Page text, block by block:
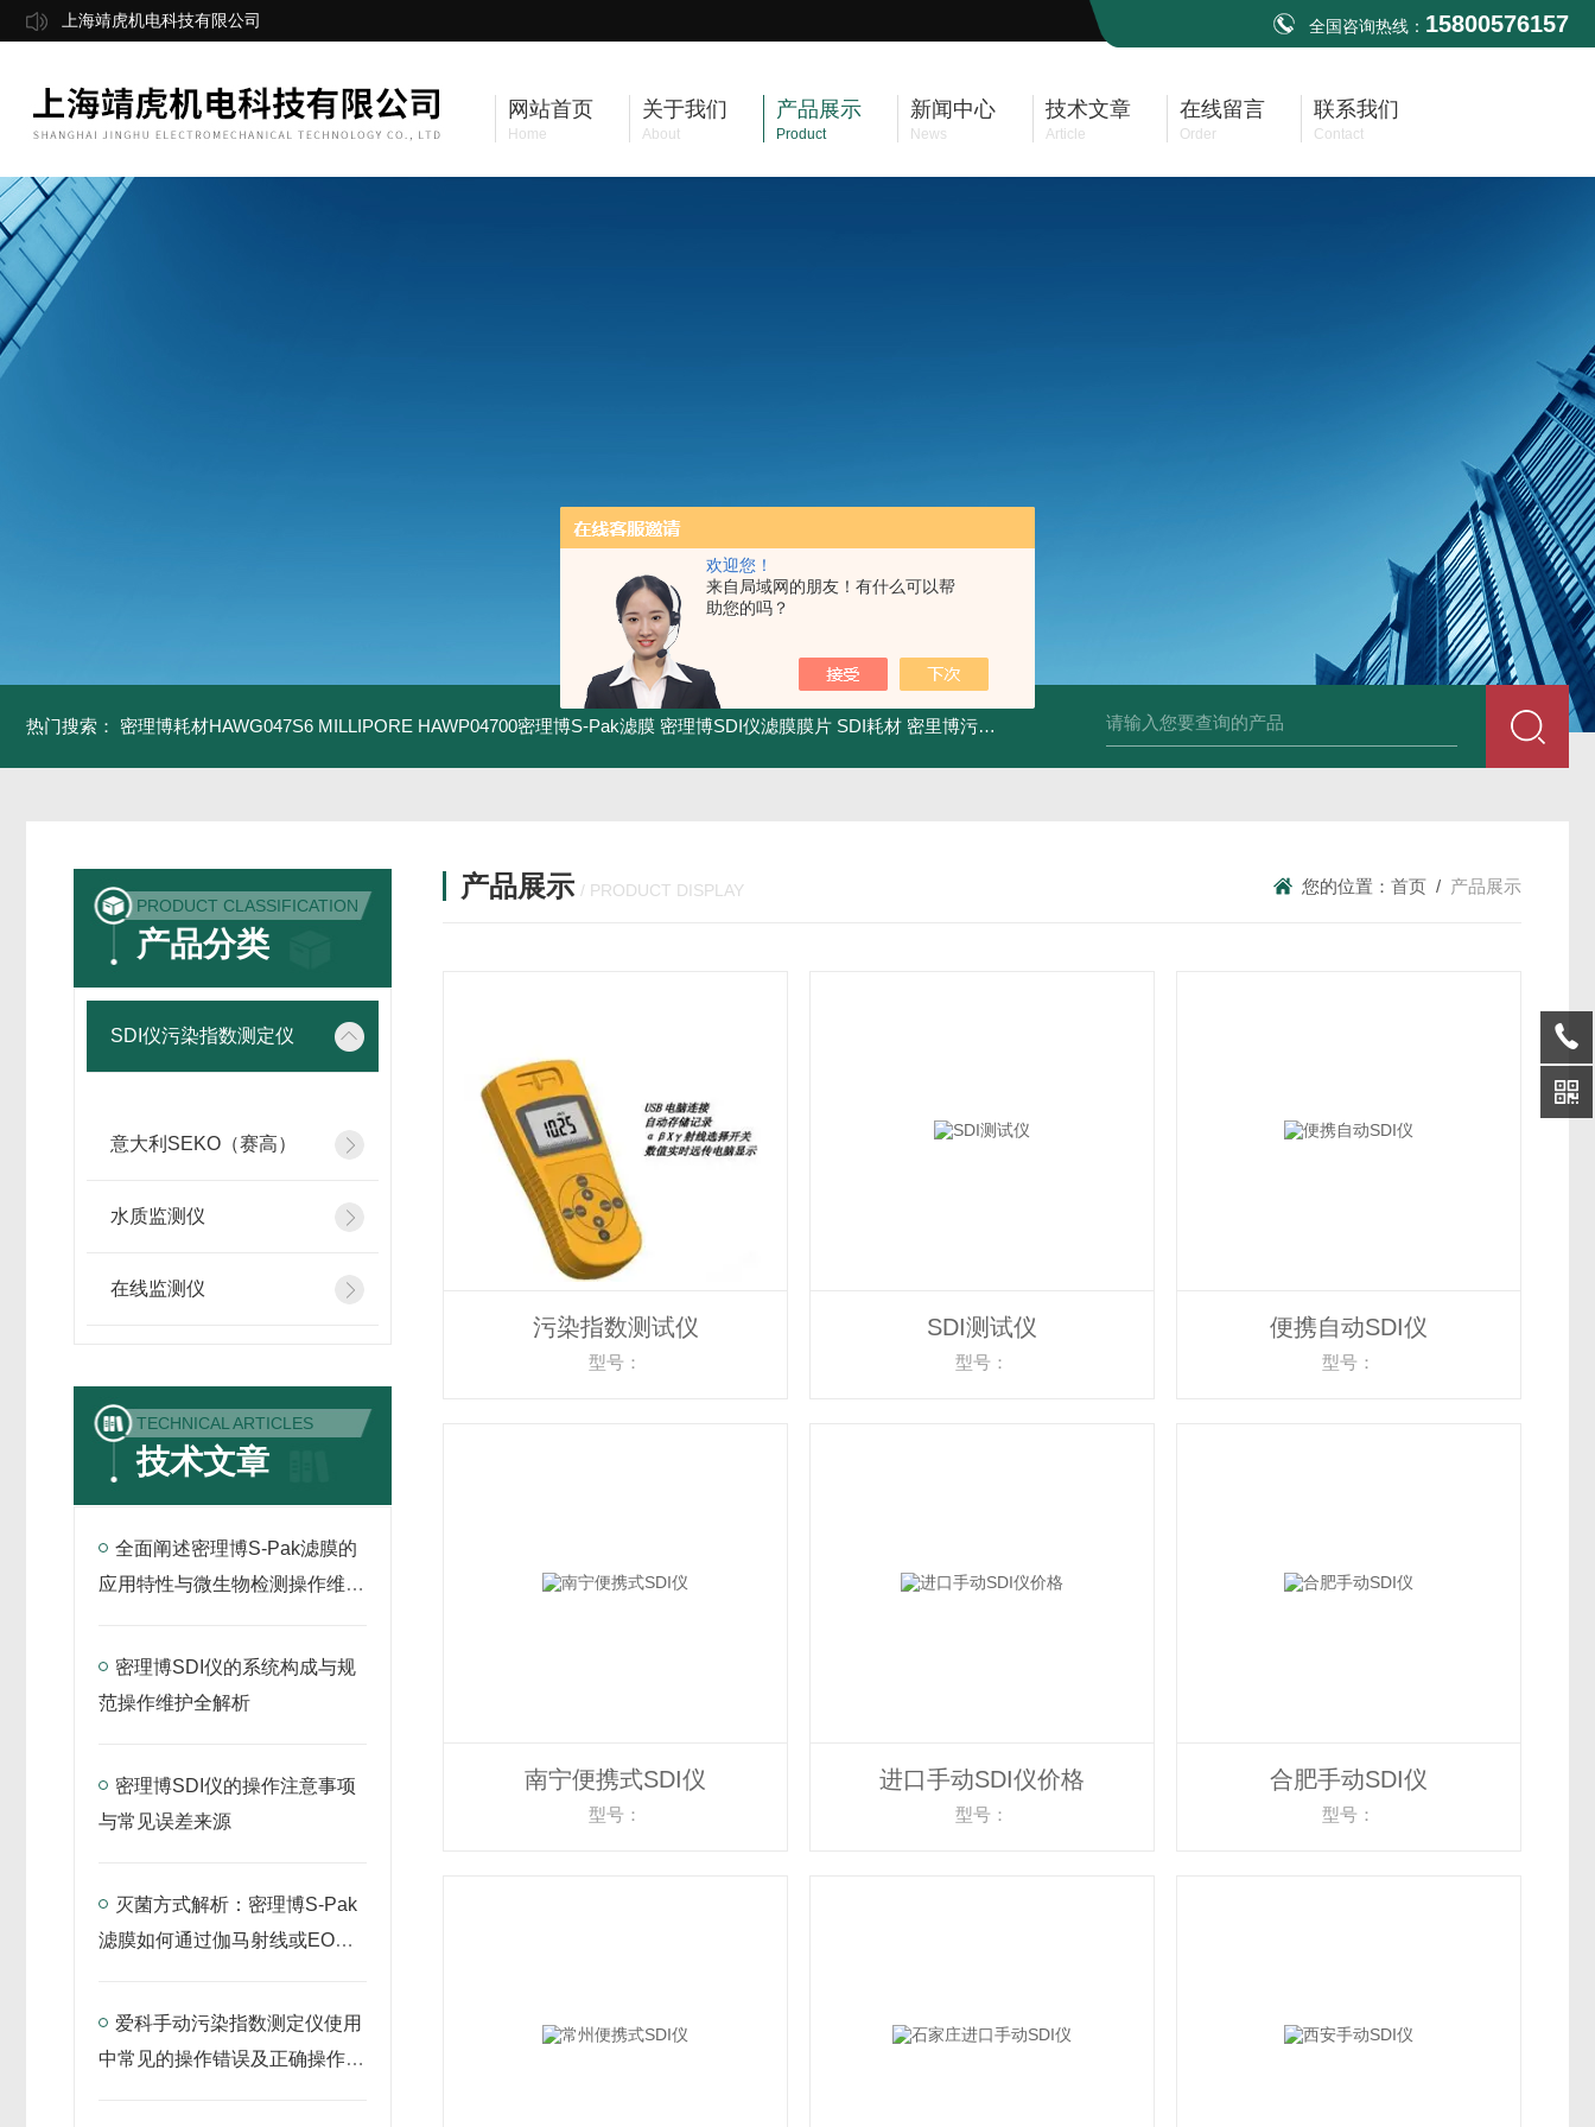
欢迎您！
来自局域网的朋友！有什么可以帮
助您的吗？
上海靖虎机电科技有限公司 全国咨询热线： 15800576157
网站首页
Home
关于我们
About
产品展示
Product
新闻中心
News
技术文章
Article
在线留言
Order
联系我们
Contact
热门搜索： 密理博耗材HAWG047S6 MILLIPORE HAWP04700密理博S-Pak滤膜 密理博SDI仪滤膜膜片 SDI耗材 密里博污染指数测定仪 全自动在线SDI仪 爱科污染指数测定仪 爱科手动污染指数测定仪
PRODUCT CLASSIFICATION
产品分类
SDI仪污染指数测定仪
意大利SEKO（赛高）
水质监测仪
在线监测仪
TECHNICAL ARTICLES
技术文章
全面阐述密理博S-Pak滤膜的
应用特性与微生物检测操作维护
密理博SDI仪的系统构成与规
范操作维护全解析
密理博SDI仪的操作注意事项
与常见误差来源
灭菌方式解析：密理博S-Pak
滤膜如何通过伽马射线或EO灭
爱科手动污染指数测定仪使用
中常见的操作错误及正确操作示
产品展示 / PRODUCT DISPLAY 您的位置： 首页 / 产品展示
污染指数测试仪
型号：
SDI测试仪
型号：
便携自动SDI仪
型号：
南宁便携式SDI仪
型号：
进口手动SDI仪价格
型号：
合肥手动SDI仪
型号：